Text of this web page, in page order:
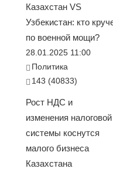
Казахстан VS
Узбекистан: кто
по военной мощи?
28.01.2025 11:00
Политика
143 (40833)
Рост НДС и
изменения налоговой
системы коснутся
малого бизнеса
Казахстана